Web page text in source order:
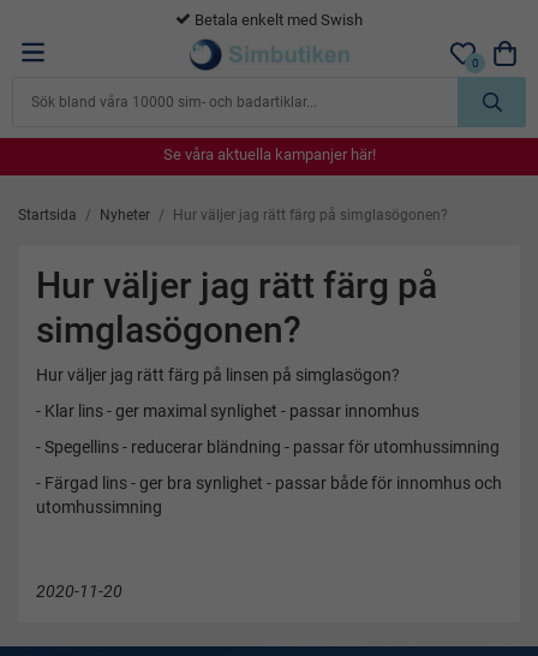
Betala enkelt med Swish
0
Se våra aktuella kampanjer här!
Se våra aktuella kampanjer här!
Se våra aktuella kampanjer här!
Se våra aktuella kampanjer här!
Startsida / Nyheter / Hur väljer jag rätt färg på simglasögonen?
Hur väljer jag rätt färg på
simglasögonen?
Hur väljer jag rätt färg på linsen på simglasögon?
- Klar lins - ger maximal synlighet - passar innomhus
- Spegellins - reducerar bländning - passar för utomhussimning
- Färgad lins - ger bra synlighet - passar både för innomhus och
utomhussimning
2020-11-20